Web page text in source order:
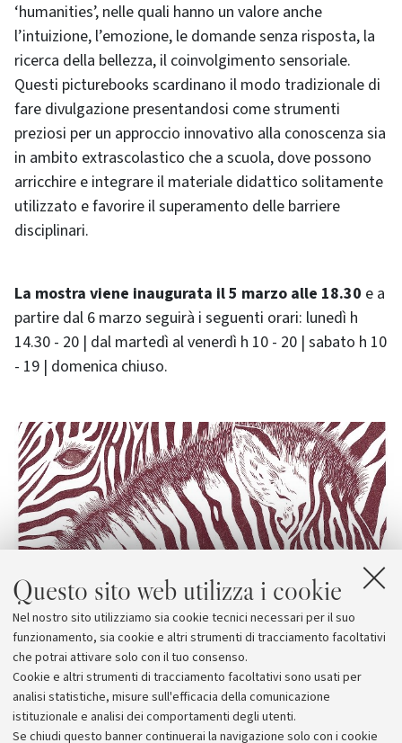
Questo sito web utilizza i cookie
Nel nostro sito utilizziamo sia cookie tecnici necessari per il suo
funzionamento, sia cookie e altri strumenti di tracciamento facoltativi
che potrai attivare solo con il tuo consenso.
Cookie e altri strumenti di tracciamento facoltativi sono usati per
analisi statistiche, misure sull'efficacia della comunicazione
istituzionale e analisi dei comportamenti degli utenti.
Se chiudi questo banner continuerai la navigazione solo con i cookie
‘humanities’, nelle quali hanno un valore anche
l’intuizione, l’emozione, le domande senza risposta, la
ricerca della bellezza, il coinvolgimento sensoriale.
Questi picturebooks scardinano il modo tradizionale di
fare divulgazione presentandosi come strumenti
preziosi per un approccio innovativo alla conoscenza sia
in ambito extrascolastico che a scuola, dove possono
arricchire e integrare il materiale didattico solitamente
utilizzato e favorire il superamento delle barriere
disciplinari.
La mostra viene inaugurata il 5 marzo alle 18.30 e a
partire dal 6 marzo seguirà i seguenti orari: lunedì h
14.30 - 20 | dal martedì al venerdì h 10 - 20 | sabato h 10
- 19 | domenica chiuso.